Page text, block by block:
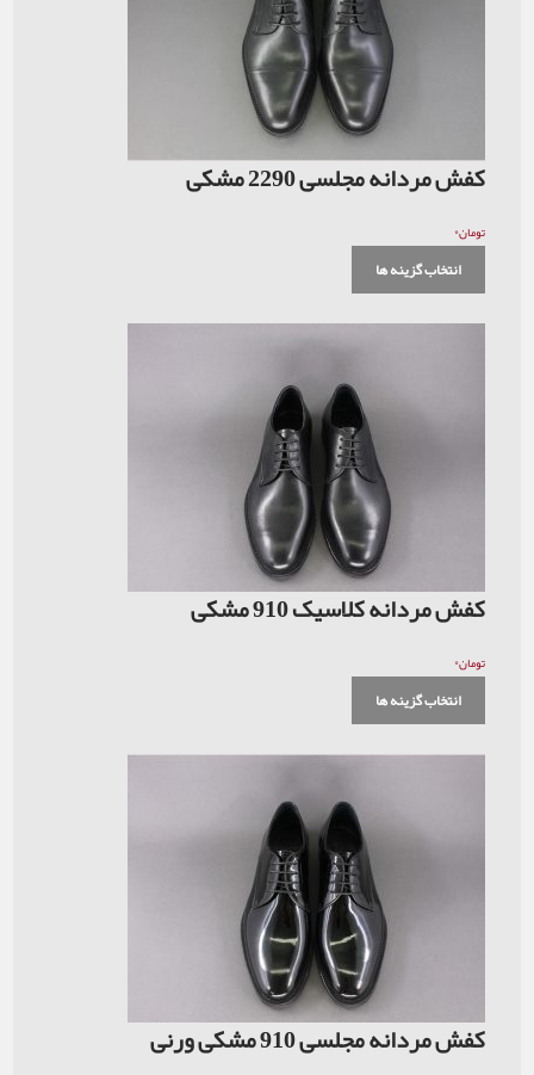
کفش مردانه مجلسی 2290 مشکی
تومان۰
انتخاب گزینه ها
کفش مردانه کلاسیک 910 مشکی
تومان۰
انتخاب گزینه ها
کفش مردانه مجلسی 910 مشکی ورنی